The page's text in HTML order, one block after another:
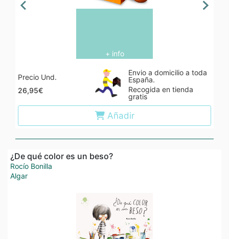
+ info
Precio Und.
26,95€
Envio a domicilio a toda
España.
Recogida en tienda
gratis
Añadir
¿De qué color es un beso?
Rocío Bonilla
Algar